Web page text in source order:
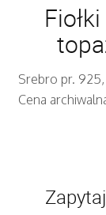
Srebro pr.
Cena